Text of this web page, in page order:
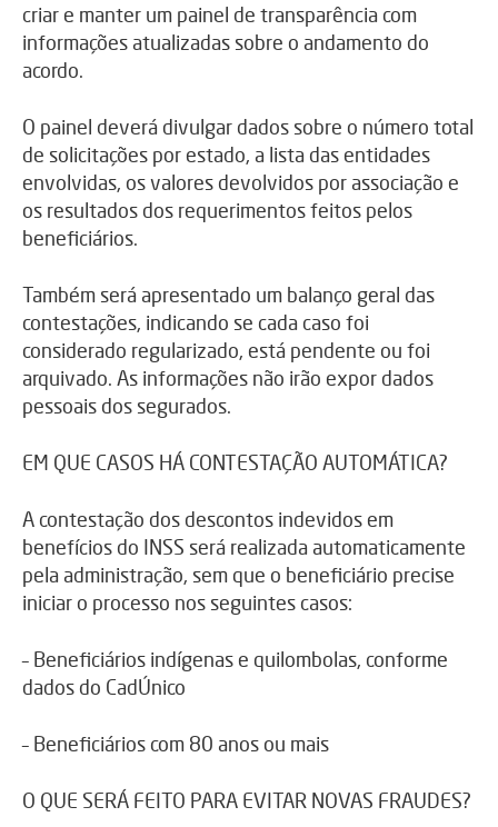
criar e manter um painel de transparência com
informações atualizadas sobre o andamento do
acordo.
O painel deverá divulgar dados sobre o número total
de solicitações por estado, a lista das entidades
envolvidas, os valores devolvidos por associação e
os resultados dos requerimentos feitos pelos
beneficiários.
Também será apresentado um balanço geral das
contestações, indicando se cada caso foi
considerado regularizado, está pendente ou foi
arquivado. As informações não irão expor dados
pessoais dos segurados.
EM QUE CASOS HÁ CONTESTAÇÃO AUTOMÁTICA?
A contestação dos descontos indevidos em
benefícios do INSS será realizada automaticamente
pela administração, sem que o beneficiário precise
iniciar o processo nos seguintes casos:
– Beneficiários indígenas e quilombolas, conforme
dados do CadÚnico
– Beneficiários com 80 anos ou mais
O QUE SERÁ FEITO PARA EVITAR NOVAS FRAUDES?